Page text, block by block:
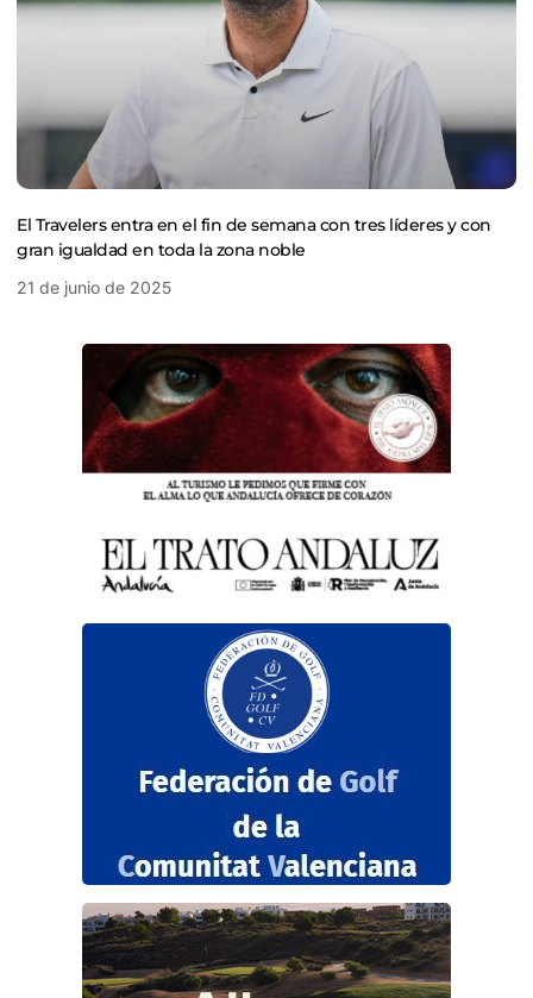
El Travelers entra en el fin de semana con tres líderes y con
gran igualdad en toda la zona noble
21 de junio de 2025